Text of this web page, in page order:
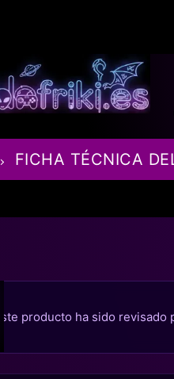
FICHA TÉCNICA
Este producto ha sido revisado